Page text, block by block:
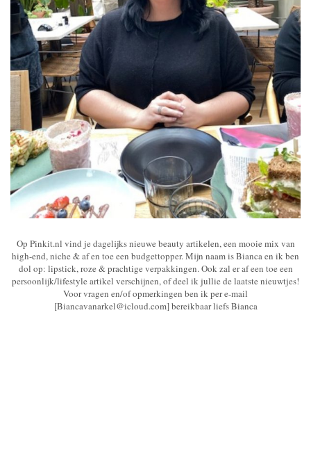
Op Pinkit.nl vind je dagelijks nieuwe beauty artikelen, een mooie mix van
high-end, niche & af en toe een budgettopper. Mijn naam is Bianca en ik ben
dol op: lipstick, roze & prachtige verpakkingen. Ook zal er af een toe een
persoonlijk/lifestyle artikel verschijnen, of deel ik jullie de laatste nieuwtjes!
Voor vragen en/of opmerkingen ben ik per e-mail
[Biancavanarkel@icloud.com] bereikbaar liefs Bianca